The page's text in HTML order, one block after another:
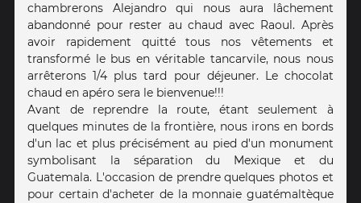
chambrerons Alejandro qui nous aura lâchement
abandonné pour rester au chaud avec Raoul. Après
avoir rapidement quitté tous nos vêtements et
transformé le bus en véritable tancarvile, nous nous
arrêterons 1/4 plus tard pour déjeuner. Le chocolat
chaud en apéro sera le bienvenue!!!
Avant de reprendre la route, étant seulement à
quelques minutes de la frontière, nous irons en bords
d'un lac et plus précisément au pied d'un monument
symbolisant la séparation du Mexique et du
Guatemala. L'occasion de prendre quelques photos et
pour certain d'acheter de la monnaie guatémaltèque